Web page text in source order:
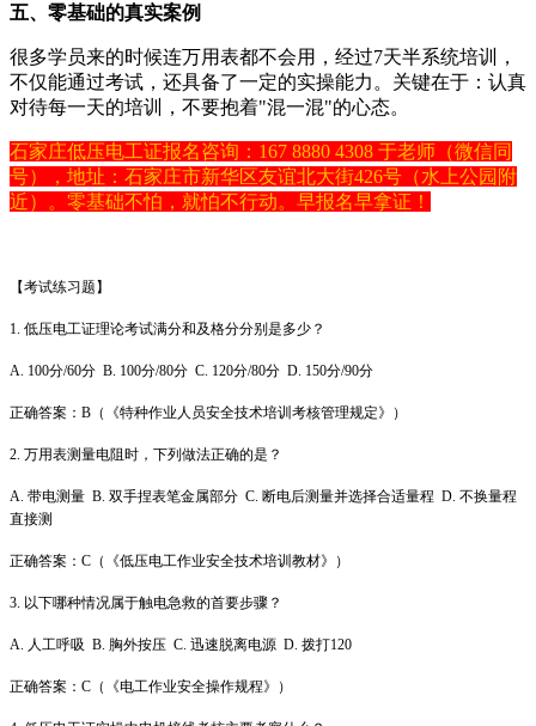
五、零基础的真实案例
很多学员来的时候连万用表都不会用，经过7天半系统培训，
不仅能通过考试，还具备了一定的实操能力。关键在于：认真
对待每一天的培训，不要抱着"混一混"的心态。
石家庄低压电工证报名咨询：167 8880 4308 于老师（微信同
号），地址：石家庄市新华区友谊北大街426号（水上公园附
近）。零基础不怕，就怕不行动。早报名早拿证！
【考试练习题】
1. 低压电工证理论考试满分和及格分分别是多少？
A. 100分/60分 B. 100分/80分 C. 120分/80分 D. 150分/90分
正确答案：B（《特种作业人员安全技术培训考核管理规定》）
2. 万用表测量电阻时，下列做法正确的是？
A. 带电测量 B. 双手捏表笔金属部分 C. 断电后测量并选择合适量程 D. 不换量程
直接测
正确答案：C（《低压电工作业安全技术培训教材》）
3. 以下哪种情况属于触电急救的首要步骤？
A. 人工呼吸 B. 胸外按压 C. 迅速脱离电源 D. 拨打120
正确答案：C（《电工作业安全操作规程》）